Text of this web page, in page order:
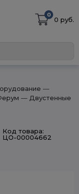
0
0 руб.
―
― Двустенные
Код товара:
ЦО-00004662